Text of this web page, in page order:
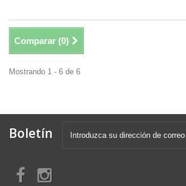
Comparar (0)
Mostrando 1 - 6 de 6
Boletín